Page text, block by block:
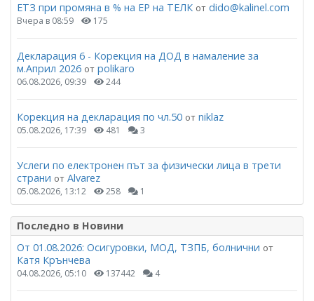
ЕТЗ при промяна в % на ЕР на ТЕЛК от dido@kalinel.com
Вчера в 08:59 175
Декларация 6 - Корекция на ДОД в намаление за
м.Април 2026 от polikaro
06.08.2026, 09:39 244
Корекция на декларация по чл.50 от niklaz
05.08.2026, 17:39 481 3
Услеги по електронен път за физически лица в трети
страни от Alvarez
05.08.2026, 13:12 258 1
Последно в Новини
От 01.08.2026: Осигуровки, МОД, ТЗПБ, болнични от
Катя Крънчева
04.08.2026, 05:10 137442 4